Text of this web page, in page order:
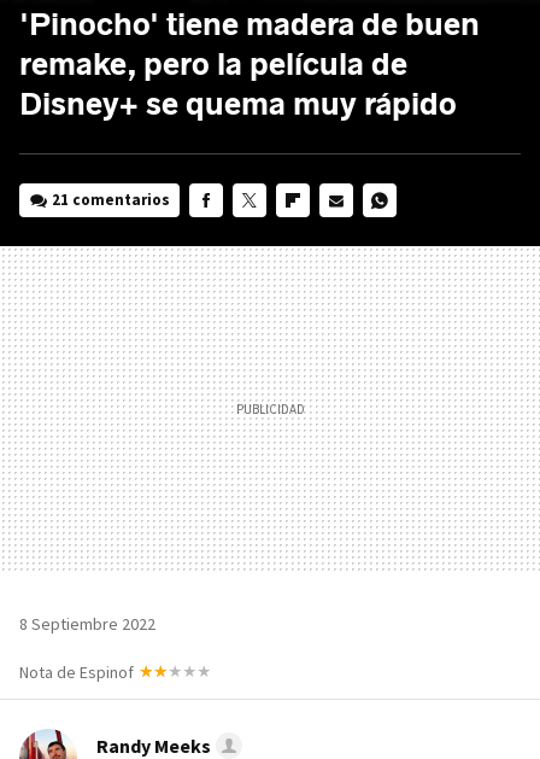
'Pinocho' tiene madera de buen
remake, pero la película de
Disney+ se quema muy rápido
21 comentarios
MAIL
8 Septiembre 2022
Nota de Espinof
Randy Meeks